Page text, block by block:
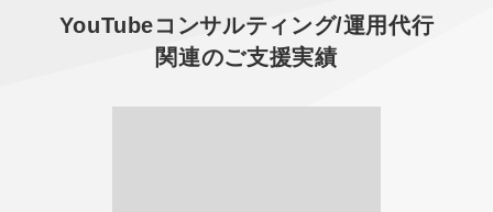
YouTubeコンサルティング/運用代行
関連のご支援実績